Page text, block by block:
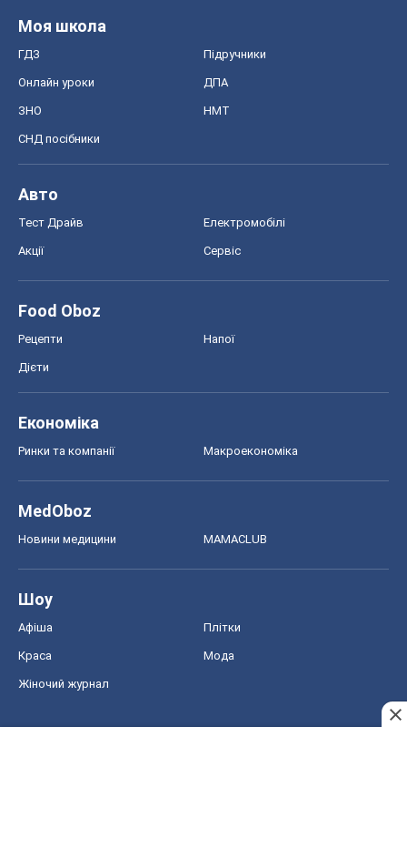
Моя школа
ГДЗ Підручники
Онлайн уроки ДПА
ЗНО НМТ
СНД посібники
Авто
Тест Драйв Електромобілі
Акції Сервіс
Food Oboz
Рецепти Напої
Дієти
Економіка
Ринки та компанії Макроекономіка
MedOboz
Новини медицини MAMACLUB
Шоу
Афіша Плітки
Краса Мода
Жіночий журнал